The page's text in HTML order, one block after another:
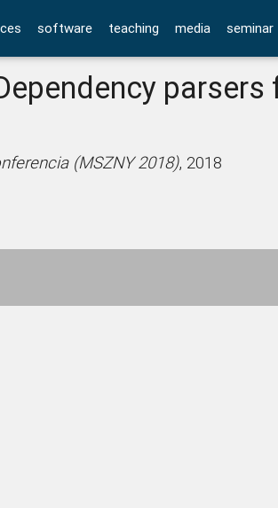
software teaching media seminar
parsers
(MSZNY 2018), 2018